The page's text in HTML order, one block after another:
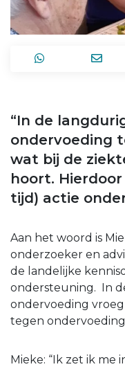
“In de
ondervoeding
wat bij de
hoort.
tijd) actie
Aan het woord is
onderzoeker en
de landelijke
ondersteuning. In
ondervoeding
tegen
Mieke: “Ik zet ik